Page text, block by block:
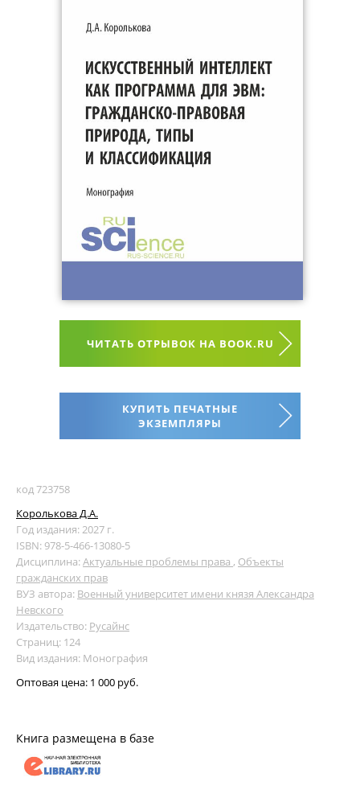
ЧИТАТЬ ОТРЫВОК НА BOOK.RU
КУПИТЬ ПЕЧАТНЫЕ
ЭКЗЕМПЛЯРЫ
код 723758
Королькова Д.А.
Год издания: 2027 г.
ISBN: 978-5-466-13080-5
Дисциплина:Актуальные проблемы права , Объекты
гражданских прав
ВУЗ автора: Военный университет имени князя Александра
Невского
Издательство: Русайнс
Страниц: 124
Вид издания: Монография
Оптовая цена: 1 000 руб.
Книга размещена в базе